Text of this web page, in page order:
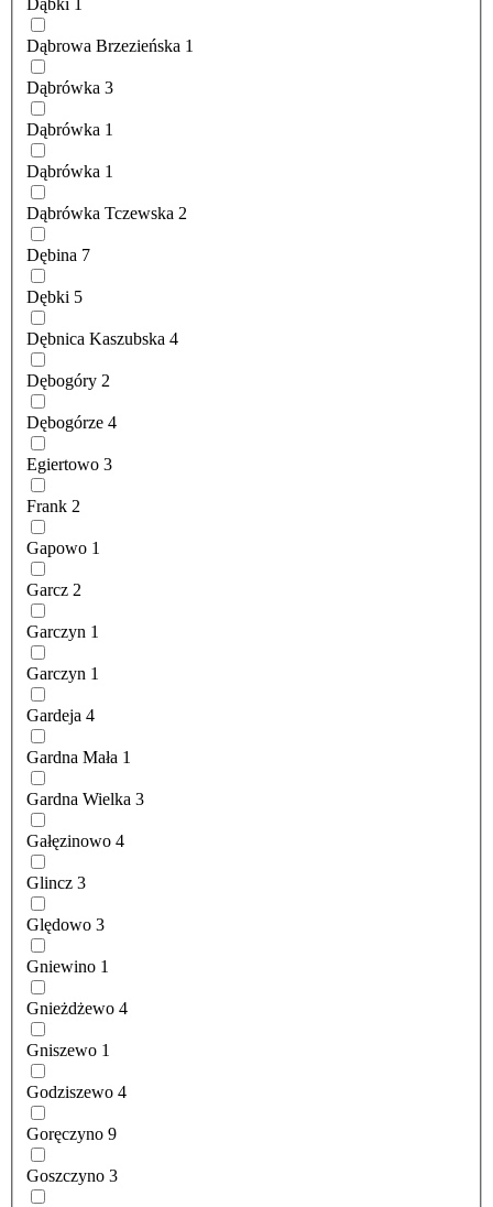
Dąbki
Dąbrowa Brzezieńska 1
Dąbrówka 3
Dąbrówka 1
Dąbrówka 1
Dąbrówka Tczewska 2
Dębina 7
Dębki 5
Dębnica Kaszubska 4
Dębogóry 2
Dębogórze 4
Egiertowo 3
Frank 2
Gapowo 1
Garcz 2
Garczyn 1
Garczyn 1
Gardeja 4
Gardna Mała 1
Gardna Wielka 3
Gałęzinowo 4
Glincz 3
Ględowo 3
Gniewino 1
Gnieżdżewo 4
Gniszewo 1
Godziszewo 4
Goręczyno 9
Goszczyno 3